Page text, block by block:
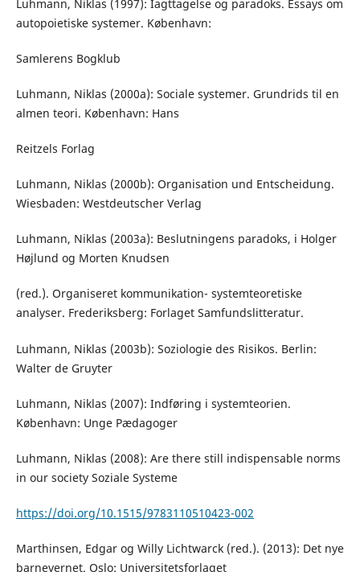
Luhmann, Niklas (1997): Iagttagelse og paradoks. Essays om
autopoietiske systemer. København:
Samlerens Bogklub
Luhmann, Niklas (2000a): Sociale systemer. Grundrids til en
almen teori. København: Hans
Reitzels Forlag
Luhmann, Niklas (2000b): Organisation und Entscheidung.
Wiesbaden: Westdeutscher Verlag
Luhmann, Niklas (2003a): Beslutningens paradoks, i Holger
Højlund og Morten Knudsen
(red.). Organiseret kommunikation- systemteoretiske
analyser. Frederiksberg: Forlaget Samfundslitteratur.
Luhmann, Niklas (2003b): Soziologie des Risikos. Berlin:
Walter de Gruyter
Luhmann, Niklas (2007): Indføring i systemteorien.
København: Unge Pædagoger
Luhmann, Niklas (2008): Are there still indispensable norms
in our society Soziale Systeme
https://doi.org/10.1515/9783110510423-002
Marthinsen, Edgar og Willy Lichtwarck (red.). (2013): Det nye
barnevernet. Oslo: Universitetsforlaget